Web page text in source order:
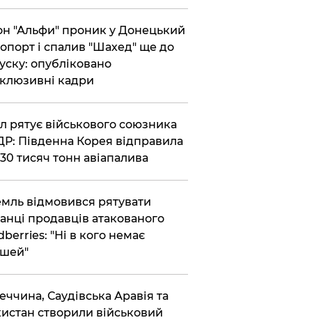
"Альфи" проник у Донецький
і спалив "Шахед" ще до
опубліковано
кадри
рятує військового союзника
Південна Корея відправила
тисяч тонн авіапалива
відмовився рятувати
продавців атакованого
"Ні в кого немає
Саудівська Аравія та
створили військовий